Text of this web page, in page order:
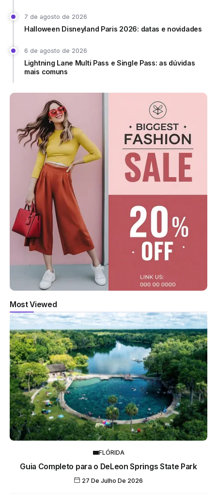
7 de agosto de 2026
Halloween Disneyland Paris 2026: datas e novidades
6 de agosto de 2026
Lightning Lane Multi Pass e Single Pass: as dúvidas
mais comuns
Most Viewed
FLÓRIDA
Guia Completo para o DeLeon Springs State Park
27 De Julho De 2026